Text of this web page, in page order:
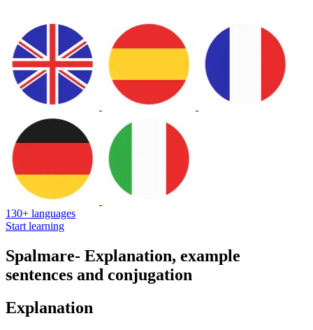
130+ languages
Start learning
Spalmare- Explanation, example
sentences and conjugation
Explanation